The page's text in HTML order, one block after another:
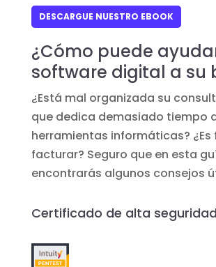
DESCARGUE NUESTRO EBOOK
¿Cómo puede
software digital a su
¿Está mal organizada su
que dedica demasiado tiempo
herramientas informáticas? ¿Es
facturar? Seguro que en esta
encontrarás algunos consejos
Certificado de alta seguridad